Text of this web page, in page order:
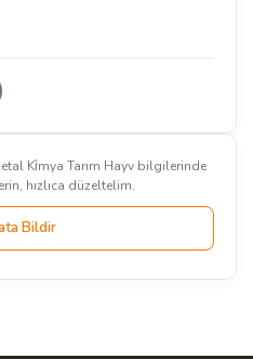
Ki̇mya Tarım Hayv bilgilerinde
hızlıca düzeltelim.
Bildir